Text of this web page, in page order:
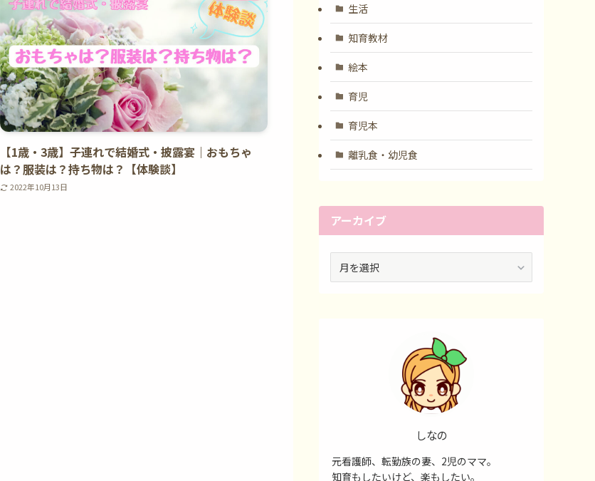
【1歳・3歳】子連れで結婚式・披露宴｜おもちゃ
は？服装は？持ち物は？【体験談】
2022年10月13日
生活
知育教材
絵本
育児
育児本
離乳食・幼児食
アーカイブ
しなの
元看護師、転勤族の妻、2児のママ。
知育もしたいけど、楽もしたい。